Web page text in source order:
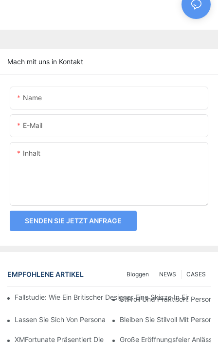
Mach mit uns in Kontakt
Name
E-Mail
Inhalt
SENDEN SIE JETZT ANFRAGE
EMPFOHLENE ARTIKEL CASES
NEWS
Bloggen
Fallstudie: Wie Ein Britischer Designer Eine Skizze In Einen
Stilvoll Und Praktisch:
Lassen Sie Sich Von Personalisierten Fischerhüten Begeistern:
Bleiben Sie Stilvoll Mit
XMFortunate Präsentiert Die Neue Frühjahr/Sommer-
Große Eröffnungsfeier